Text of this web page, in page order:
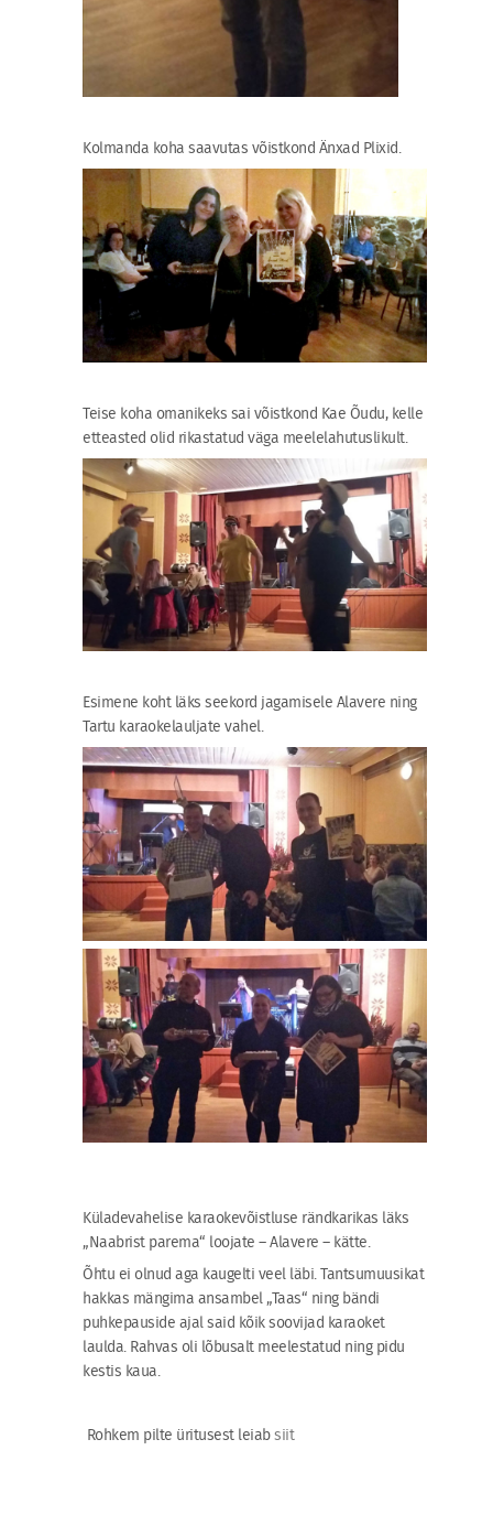
Kolmanda koha saavutas võistkond Änxad Plixid.
Teise koha omanikeks sai võistkond Kae Õudu, kelle
etteasted olid rikastatud väga meelelahutuslikult.
Esimene koht läks seekord jagamisele Alavere ning
Tartu karaokelauljate vahel.
Küladevahelise karaokevõistluse rändkarikas läks
„Naabrist parema“ loojate – Alavere – kätte.
Õhtu ei olnud aga kaugelti veel läbi. Tantsumuusikat
hakkas mängima ansambel „Taas“ ning bändi
puhkepauside ajal said kõik soovijad karaoket
laulda. Rahvas oli lõbusalt meelestatud ning pidu
kestis kaua.
Rohkem pilte üritusest leiabsiit